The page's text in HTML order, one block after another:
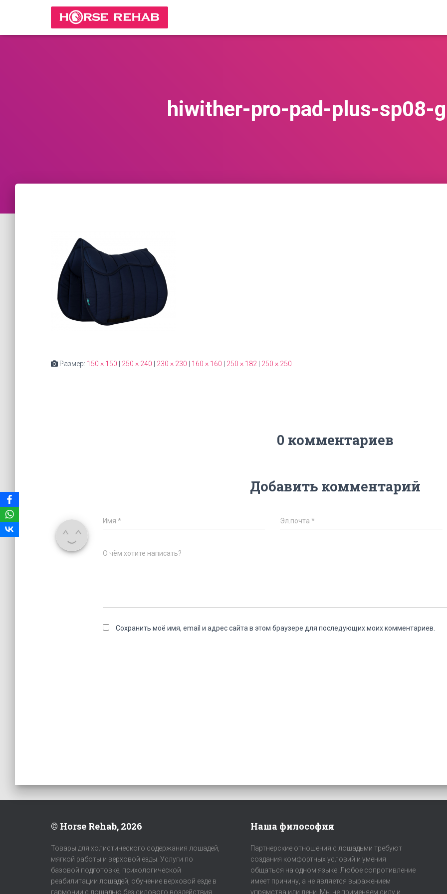
hiwither-pro-pad-plus-sp08-
Размер: 150 × 150 250 × 240 230 × 230 160 × 160 250 × 182 250 × 250
0 комментариев
Добавить комментарий
Имя * Эл.почта*
О чём хотите написать?
Сохранить моё имя, email и адрес сайта в этом браузере для последующих моих комментариев.
© Horse Rehab, 2026
Товары для холистического содержания лошадей,
мягкой работы и верховой езды. Услуги по
базовой подготовке, психологической
реабилитации лошадей, обучение верховой езде в
гармонии с лошадью без силового воздействия.
Наша философия
Партнерские отношения с лошадьми требуют
создания комфортных условий и умения
общаться на одном языке. Любое сопротивление
имеет причину, а не является выражением
упрямства или лени. Мы не применяем силу и